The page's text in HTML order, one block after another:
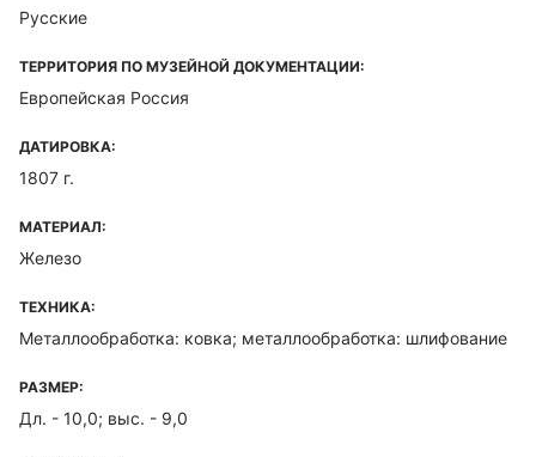
Русские
ТЕРРИТОРИЯ ПО МУЗЕЙНОЙ ДОКУМЕНТАЦИИ:
Европейская Россия
ДАТИРОВКА:
1807 г.
МАТЕРИАЛ:
Железо
ТЕХНИКА:
Металлообработка: ковка; металлообработка: шлифование
РАЗМЕР:
Дл. - 10,0; выс. - 9,0